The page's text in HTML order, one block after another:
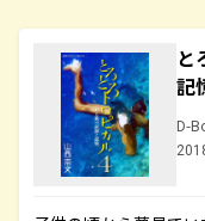
と
記
D-